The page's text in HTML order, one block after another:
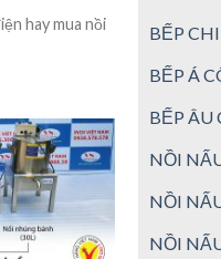
hay mua nồi
BẾP
BẾP Á
BẾP ÂU
NỒI
NỒI
NỒI